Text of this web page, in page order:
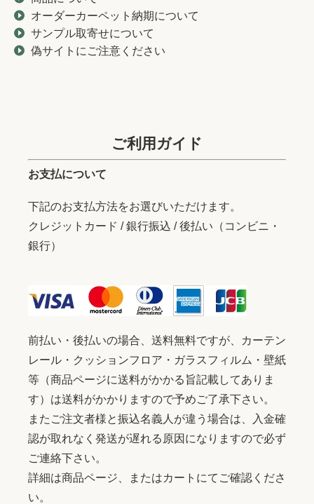
オーダーカーペット納期について
サンプル取寄せについて
偽サイトにご注意ください
ご利用ガイド
お支払について
下記のお支払方法をお選びいただけます。
クレジットカード / 銀行振込 / 後払い（コンビニ・
銀行）
前払い・後払いの場合、送料無料ですが、カーテン
レール・クッションフロア・ガラスフィルム・壁紙
等（商品ページに送料がかかる旨記載してありま
す）は送料がかかりますので予めご了承下さい。
またご注文者様と振込名義人が違う場合は、入金確
認が取れなく発送が遅れる原因になりますので必ず
ご連絡下さい。
詳細は商品ページ、またはカートにてご確認くださ
い。